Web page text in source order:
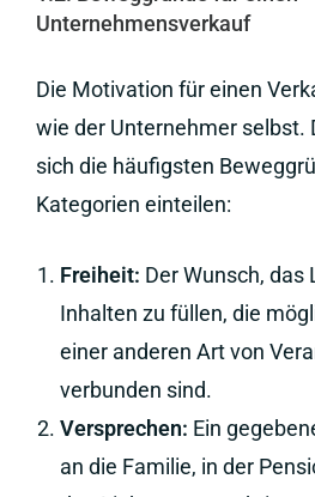
Unternehmensverkauf
Die Motivation für einen
wie der Unternehmer selbst.
sich die häufigsten
Kategorien einteilen:
Freiheit: Der Wunsch, das
Inhalten zu füllen, die
einer anderen Art von
verbunden sind.
Versprechen: Ein
an die Familie, in der